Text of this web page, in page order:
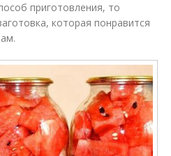
приготовления, то
которая понравится